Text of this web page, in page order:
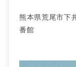
熊本県荒尾市下
番館